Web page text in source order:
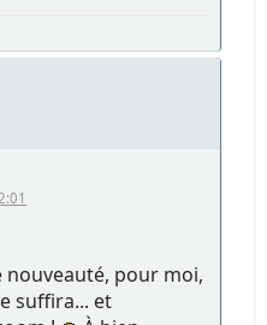
pour moi,
suffira... et